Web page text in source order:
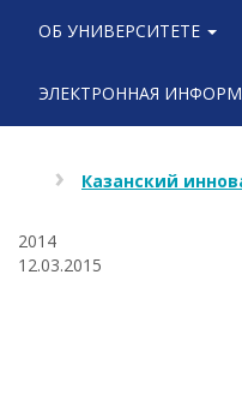
ОБ УНИВЕРСИТЕТЕ
ЭЛЕКТРОННАЯ
Казанский
2014
12.03.2015